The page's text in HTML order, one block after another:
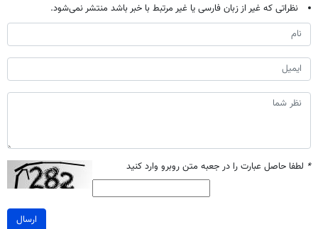
نظراتی که غیر از زبان فارسی یا غیر مرتبط با خبر باشد منتشر نمی‌شود.
* لطفا حاصل عبارت را در جعبه متن روبرو وارد کنید
ارسال